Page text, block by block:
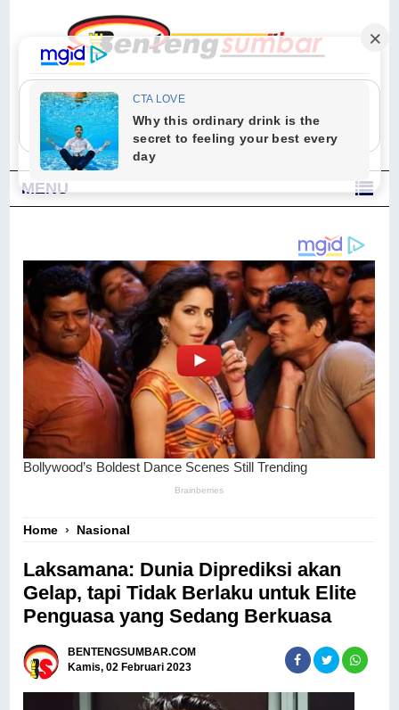
"Sesungguhnya Allah dan para malaikat-Nya berselawat untuk Nabi.
Wahai orang-orang yang beriman, berselawatlah kamu untuk Nabi dan
ucapkanlah salam dengan penuh penghormatan kepadanya." (Qs. Al
Ahzab Ayat 56)
MENU
Home › Nasional
Laksamana: Dunia Diprediksi akan
Gelap, tapi Tidak Berlaku untuk Elite
Penguasa yang Sedang Berkuasa
BENTENGSUMBAR.COM
Kamis, 02 Februari 2023